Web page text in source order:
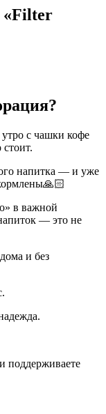
«Filter
с чашки кофе
напитка — и уже
в важной
— это не
и без
поддерживаете